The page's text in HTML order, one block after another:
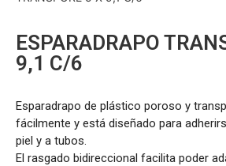
ESPARADRAPO
9,1 C/6
Esparadrapo de plástico poroso y
fácilmente y está diseñado para
piel y a tubos.
El rasgado bidireccional facilita poder